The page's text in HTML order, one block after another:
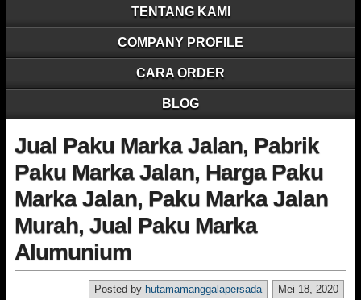
TENTANG KAMI
COMPANY PROFILE
CARA ORDER
BLOG
Jual Paku Marka Jalan, Pabrik
Paku Marka Jalan, Harga Paku
Marka Jalan, Paku Marka Jalan
Murah, Jual Paku Marka
Alumunium
Mei 18, 2020
Posted by hutamamanggalapersada